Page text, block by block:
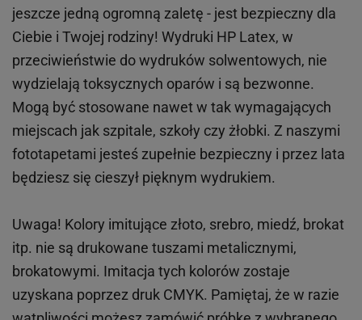
jeszcze jedną ogromną zaletę - jest bezpieczny dla
Ciebie i Twojej rodziny! Wydruki HP Latex, w
przeciwieństwie do wydruków solwentowych, nie
wydzielają toksycznych oparów i są bezwonne.
Mogą być stosowane nawet w tak wymagających
miejscach jak szpitale, szkoły czy żłobki. Z naszymi
fototapetami jesteś zupełnie bezpieczny i przez lata
będziesz się cieszył pięknym wydrukiem.
Uwaga! Kolory imitujące złoto, srebro, miedź, brokat
itp. nie są drukowane tuszami metalicznymi,
brokatowymi. Imitacja tych kolorów zostaje
uzyskana poprzez druk CMYK. Pamiętaj, że w razie